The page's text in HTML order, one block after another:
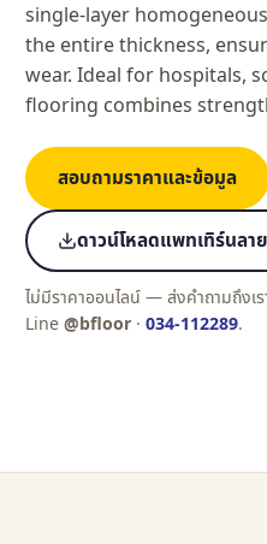
single-layer
the entire thickness,
wear. Ideal for hospitals,
flooring combines
สอบถามราคาและข้อมูล
ดาวน์โหลดแพทเทิร์นลา
ไม่มีราคาออนไลน์ — ส่งคำถามถึงเ
Line @bfloor · 034-112289.